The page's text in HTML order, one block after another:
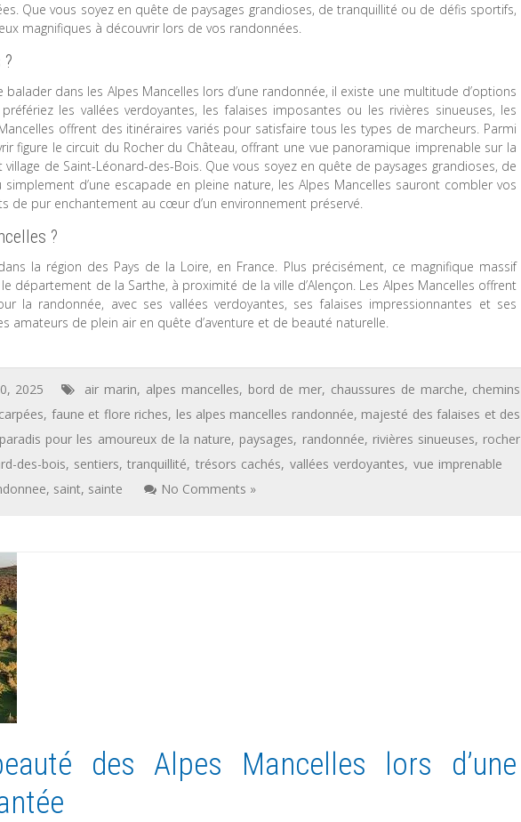
Que vous soyez en quête de paysages grandioses, de tranquillité ou de défis sportifs,
magnifiques à découvrir lors de vos randonnées.
dans les Alpes Mancelles lors d’une randonnée, il existe une multitude d’options
les vallées verdoyantes, les falaises imposantes ou les rivières sinueuses, les
offrent des itinéraires variés pour satisfaire tous les types de marcheurs. Parmi
figure le circuit du Rocher du Château, offrant une vue panoramique imprenable sur la
de Saint-Léonard-des-Bois. Que vous soyez en quête de paysages grandioses, de
d’une escapade en pleine nature, les Alpes Mancelles sauront combler vos
de pur enchantement au cœur d’un environnement préservé.
?
la région des Pays de la Loire, en France. Plus précisément, ce magnifique massif
département de la Sarthe, à proximité de la ville d’Alençon. Les Alpes Mancelles offrent
la randonnée, avec ses vallées verdoyantes, ses falaises impressionnantes et ses
amateurs de plein air en quête d’aventure et de beauté naturelle.
2025 air marin, alpes mancelles, bord de mer, chaussures de marche, chemins
, faune et flore riches, les alpes mancelles randonnée, majesté des falaises et des
paradis pour les amoureux de la nature, paysages, randonnée, rivières sinueuses, rocher
des-bois, sentiers,tranquillité, trésors cachés, vallées verdoyantes, vue imprenable
, saint, sainte No Comments »
des Alpes Mancelles lors d’une